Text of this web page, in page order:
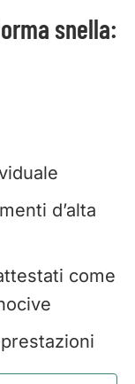
snella:
d’alta
come